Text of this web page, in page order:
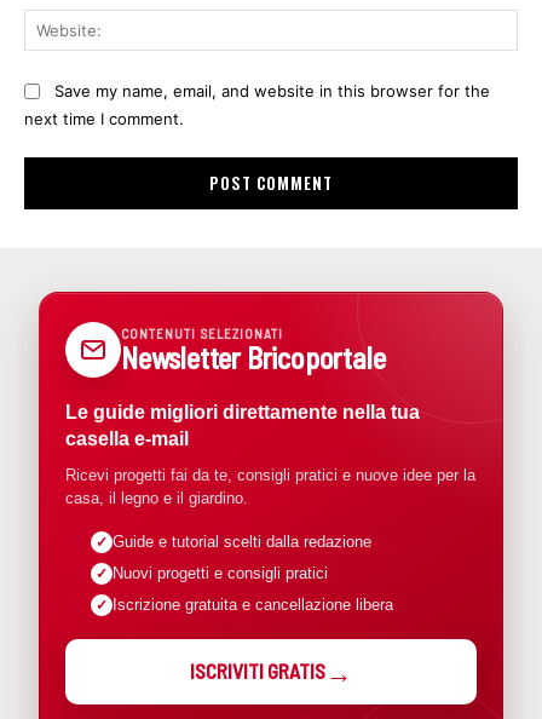
Save my name, email, and website in this browser for the
next time I comment.
CONTENUTI SELEZIONATI
Newsletter Bricoportale
Le guide migliori direttamente nella tua
casella e-mail
Ricevi progetti fai da te, consigli pratici e nuove idee per la
casa, il legno e il giardino.
Guide e tutorial scelti dalla redazione
Nuovi progetti e consigli pratici
Iscrizione gratuita e cancellazione libera
ISCRIVITI GRATIS